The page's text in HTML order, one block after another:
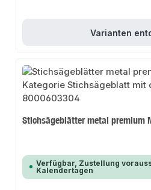
Varianten
Stichsägeblätter metal premium
Verfügbar, Zustellung
Kalendertagen